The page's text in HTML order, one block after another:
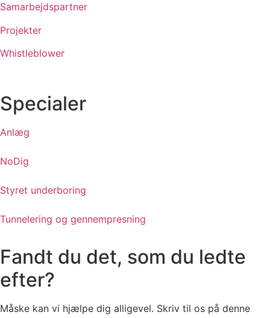
Samarbejdspartner
Projekter
Whistleblower
Specialer
Anlæg
NoDig
Styret underboring
Tunnelering og gennempresning
Fandt du det, som du ledte
efter?
Måske kan vi hjælpe dig alligevel. Skriv til os på denne